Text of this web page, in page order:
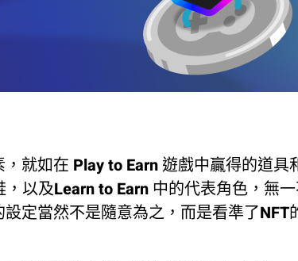
就如在 Play to Earn 遊戲中贏得的道具
以及Learn to Earn 中的代表角色，無
定當然不是隨意為之，而是看準了NFT